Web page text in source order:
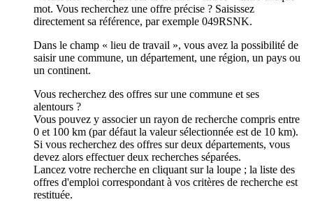
mot. Vous recherchez une offre précise ? Saisissez
directement sa référence, par exemple 049RSNK.
Dans le champ « lieu de travail », vous avez la possibilité de
saisir une commune, un département, une région, un pays ou
un continent.
Vous recherchez des offres sur une commune et ses
alentours ?
Vous pouvez y associer un rayon de recherche compris entre
0 et 100 km (par défaut la valeur sélectionnée est de 10 km).
Si vous recherchez des offres sur deux départements, vous
devez alors effectuer deux recherches séparées.
Lancez votre recherche en cliquant sur la loupe ; la liste des
offres d'emploi correspondant à vos critères de recherche est
restituée.